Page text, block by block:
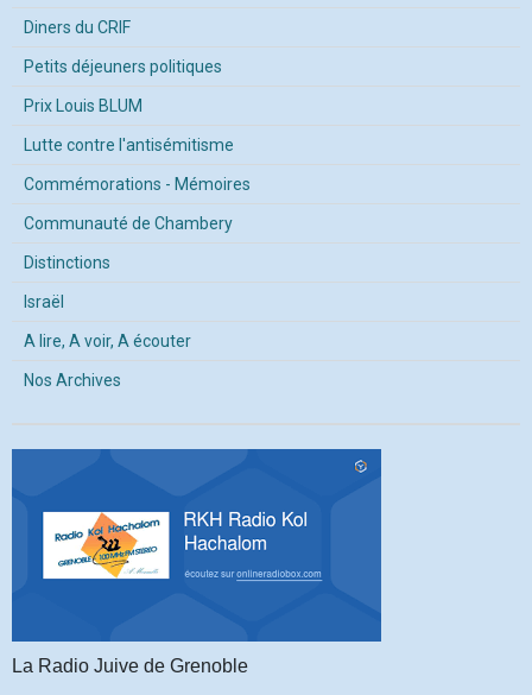
Diners du CRIF
Petits déjeuners politiques
Prix Louis BLUM
Lutte contre l'antisémitisme
Commémorations - Mémoires
Communauté de Chambery
Distinctions
Israël
A lire, A voir, A écouter
Nos Archives
La Radio Juive de Grenoble